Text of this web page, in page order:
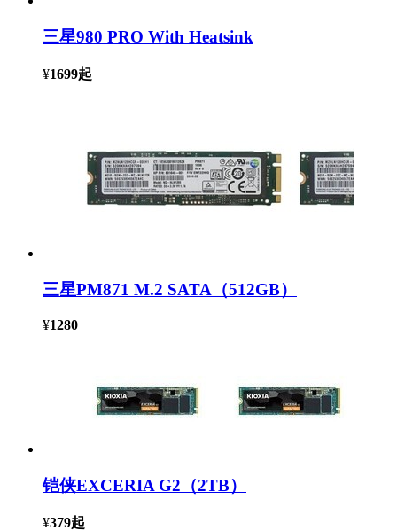
三星980 PRO With Heatsink
¥1699起
三星PM871 M.2 SATA（512GB）
¥1280
铠侠EXCERIA G2（2TB）
¥379起